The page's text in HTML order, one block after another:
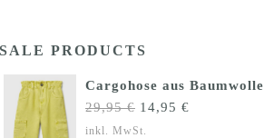
SALE PRODUCTS
Cargohose aus Baumwolle
29,95€ Ursprünglicher
Preis
14,95 €
inkl. MwSt.